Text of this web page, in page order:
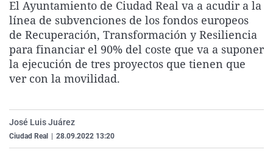
La rosa de los vientos
Gente viajera
Como el perro y el
Caso
Retornados
Equipo de
Operación Viuda
Extremadura
Galicia
La Rioja
Virales
Televisión
Elecciones
El Ayuntamiento de Ciudad Real va a acudir a la
línea de subvenciones de los fondos europeos
de Recuperación, Transformación y Resiliencia
para financiar el 90% del coste que va a suponer
la ejecución de tres proyectos que tienen que
ver con la movilidad.
José Luis Juárez
Ciudad Real 28.09.2022 13:20